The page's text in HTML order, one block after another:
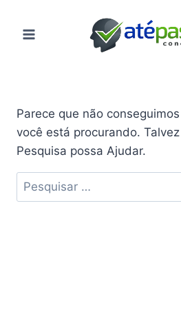
para
Parece que não
você está procurando.
Pesquisa possa Ajudar.
Pesquisar
por: